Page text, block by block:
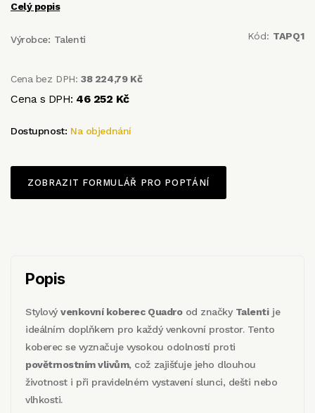
Celý popis
Výrobce: Talenti Kód: TAPQ1
Cena bez DPH:38 224,79 Kč
Cena s DPH: 46 252 Kč
Dostupnost: Na objednání
ZOBRAZIT FORMULÁŘ PRO POPTÁNÍ
Popis
Stylovývenkovní koberec Quadrood značky Talentije
ideálním doplňkem pro každý venkovní prostor. Tento
koberec se vyznačuje vysokou odolností proti
povětrnostním vlivům, což zajišťuje jeho dlouhou
životnost i při pravidelném vystavení slunci, dešti nebo
vlhkosti.